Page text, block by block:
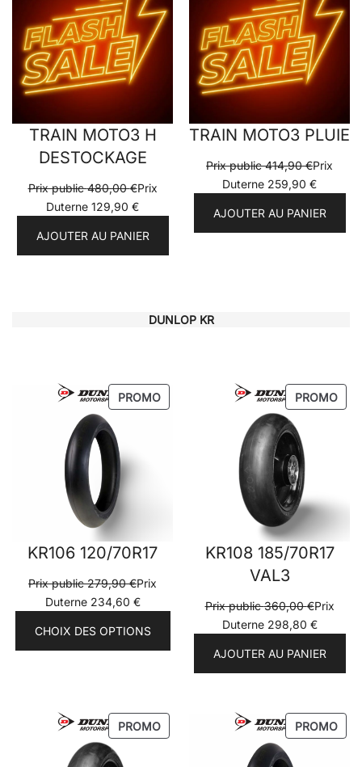
PROMOTION
TRAIN MOTO3 H
DESTOCKAGE
Prix public480,00€Prix
Duterne 129,90 €
AJOUTER AU PANIER
TRAIN MOTO3 PLUIE
Prix public414,90€Prix
Duterne 259,90 €
AJOUTER AU PANIER
DUNLOP KR
PROMOPRODUIT
KR106 120/70R17
Prix public279,90€Prix
Duterne 234,60 €
CHOIX DES OPTIONS
PROMO
KR108 185/70R17
VAL3
Prix public360,00€Prix
Duterne 298,80 €
AJOUTER AU PANIER
PROMOPRODUIT
PROMO